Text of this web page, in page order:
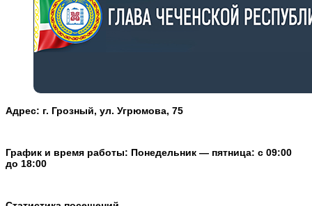
Адрес: г. Грозный, ул. Угрюмова, 75
График и время работы: Понедельник — пятница: с 09:00
до 18:00